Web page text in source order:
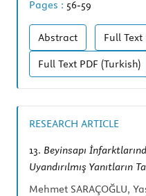
Pages : 56-59
Abstract Full Text
Full Text PDF (Turkish)
RESEARCH ARTICLE
13. Beyinsapı
Uyandırılmış Yanıtların
Mehmet SARAÇOĞLU,